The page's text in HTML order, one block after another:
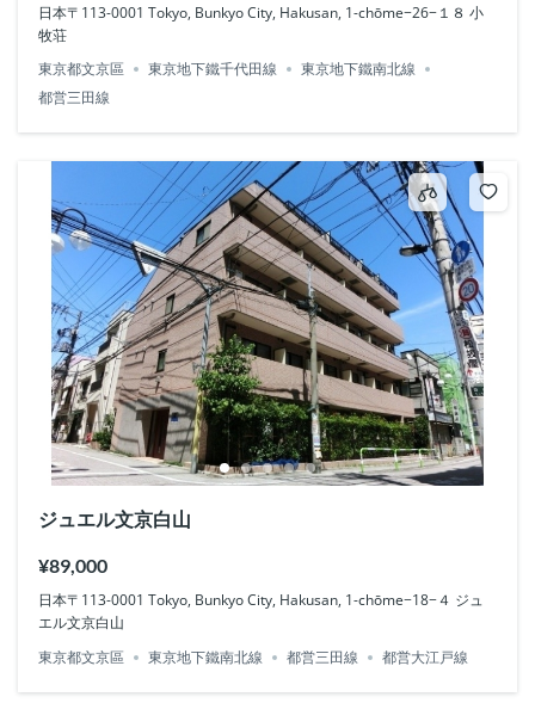
日本〒113-0001 Tokyo, Bunkyo City, Hakusan, 1-chōme−26−１８ 小
牧荘
東京都文京區
東京地下鐵千代田線
東京地下鐵南北線
都営三田線
ジュエル文京白山
¥89,000
日本〒113-0001 Tokyo, Bunkyo City, Hakusan, 1-chōme−18−４ ジュ
エル文京白山
東京都文京區
東京地下鐵南北線 都営三田線 都営大江戸線